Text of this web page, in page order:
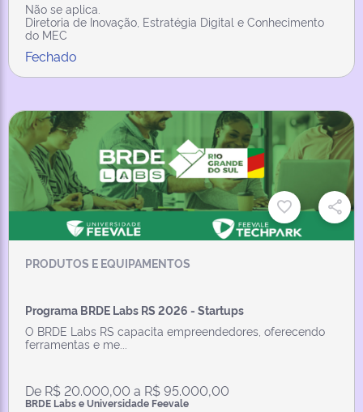
Não se aplica.
Diretoria de Inovação, Estratégia Digital e Conhecimento
do MEC
Fechado
PRODUTOS E EQUIPAMENTOS
Programa BRDE Labs RS 2026 - Startups
O BRDE Labs RS capacita empreendedores, oferecendo
ferramentas e me...
De R$ 20.000,00 a R$ 95.000,00
BRDE Labs e Universidade Feevale